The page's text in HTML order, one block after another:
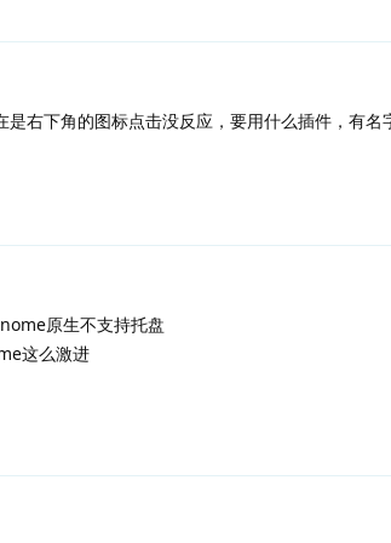
右下角的图标点击没反应，要用什么插件，有名
原生不支持托盘
这么激进